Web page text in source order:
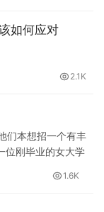
如何应对
2.1K
们本想招一个有丰
位刚毕业的女大学
1.6K